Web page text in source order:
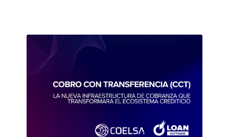
elaborado por el ITBA y la Cámara
Argentina Fintech, más de 8,1 millones de
personas ya acceden a crédito fintech en
[…]